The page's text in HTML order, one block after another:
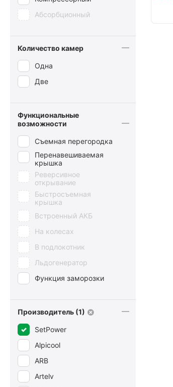
Абсорбционный
Количество камер
Одна
Две
Функциональные
возможности
Съемная перегородка
Перенавешиваемая
крышка
Реверсивное
открывание
Быстросъемная
крышка
Встроенный АКБ
На колесах
В подлокотник
Льдогенератор
Функция заморозки
Производитель (1)
SetPower
Alpicool
ARB
Artelv